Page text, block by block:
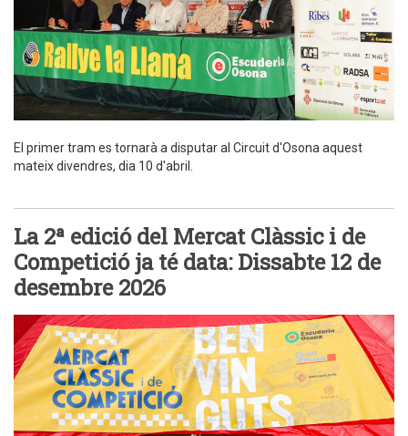
El primer tram es tornarà a disputar al Circuit d'Osona aquest
mateix divendres, dia 10 d'abril.
La 2ª edició del Mercat Clàssic i de
Competició ja té data: Dissabte 12 de
desembre 2026